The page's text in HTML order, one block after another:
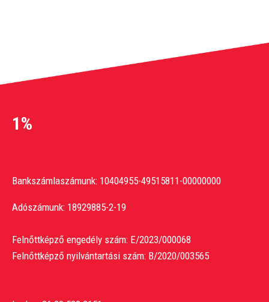
1%
Bankszámlaszámunk: 10404955-49515811-00000000
Adószámunk: 18929885-2-19
Felnőttképző engedély szám: E/2023/000068
Felnőttképző nyilvántartási szám: B/2020/003565